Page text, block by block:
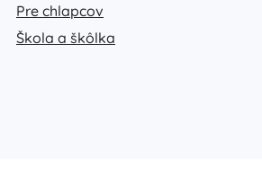
Pre chlapcov
Škola a škôlka